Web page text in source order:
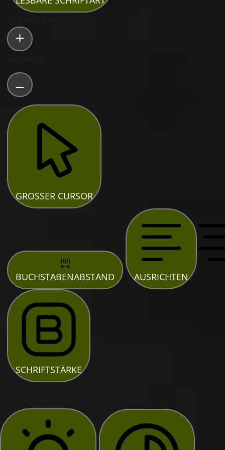
GROSSER CURSOR
BUCHSTABENABSTAND AUSRICHTEN
SCHRIFTSTÄRKE